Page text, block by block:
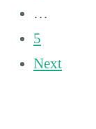
…
5
Next